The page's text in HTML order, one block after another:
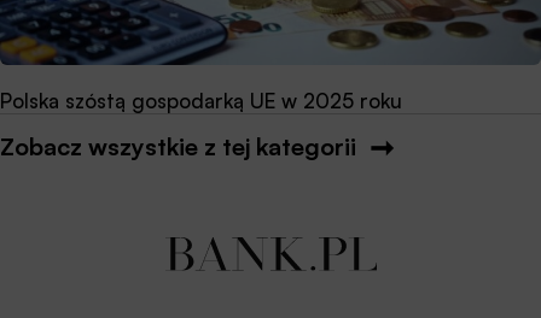
Polska szóstą gospodarką UE w 2025 roku
Zobacz wszystkie z tej kategorii